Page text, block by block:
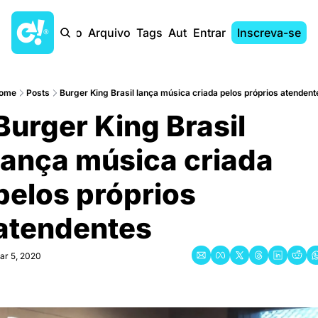
Início Arquivo Tags AutoresEntrar Inscreva-se
Posts Burger King Brasil lança música criada pelos próprios
King Brasil
música criada
próprios
5, 2020